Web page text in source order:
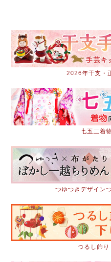
2026年干支・
七五三着
つゆつきデザイン
つるし飾り